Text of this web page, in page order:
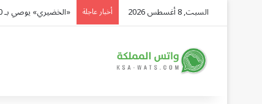
السبت, 8 أغسطس 2026 أخبار عاجلة «الخضيري» يوصي بـ 20 دقيقة رياضة يومياً وتقليل السكريات للوقاية من الأمراض